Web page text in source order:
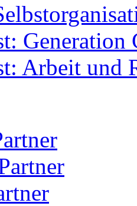
Generation
Arbeit und